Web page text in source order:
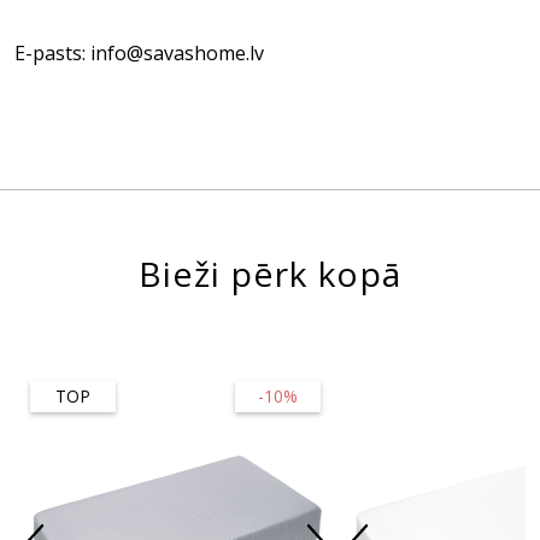
E-pasts: info@savashome.lv
Bieži pērk kopā
-10%
TOP